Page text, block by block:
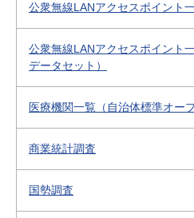
公衆無線LANアクセスポイント
公衆無線LANアクセスポイント
データセット）
医療機関一覧（自治体標準オー
商業統計調査
国勢調査